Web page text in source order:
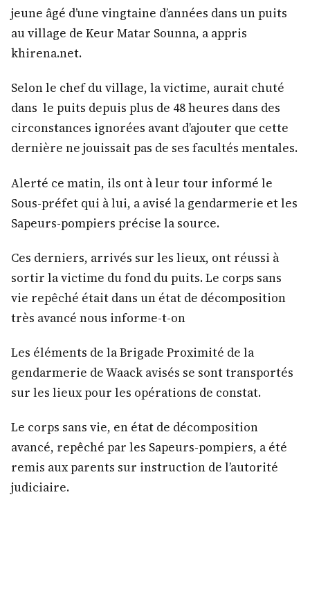
jeune âgé d’une vingtaine d’années dans un puits
au village de Keur Matar Sounna, a appris
khirena.net.
Selon le chef du village, la victime, aurait chuté
dans le puits depuis plus de 48 heures dans des
circonstances ignorées avant d’ajouter que cette
dernière ne jouissait pas de ses facultés mentales.
Alerté ce matin, ils ont à leur tour informé le
Sous-préfet qui à lui, a avisé la gendarmerie et les
Sapeurs-pompiers précise la source.
Ces derniers, arrivés sur les lieux, ont réussi à
sortir la victime du fond du puits. Le corps sans
vie repêché était dans un état de décomposition
très avancé nous informe-t-on
Les éléments de la Brigade Proximité de la
gendarmerie de Waack avisés se sont transportés
sur les lieux pour les opérations de constat.
Le corps sans vie, en état de décomposition
avancé, repêché par les Sapeurs-pompiers, a été
remis aux parents sur instruction de l’autorité
judiciaire.